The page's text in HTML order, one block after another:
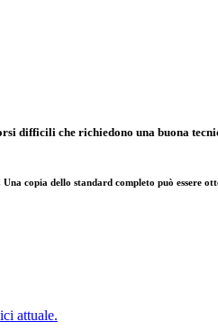
difficili che richiedono una buona
copia dello standard completo può essere
attuale.